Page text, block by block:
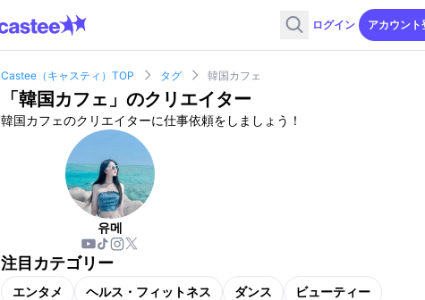
ログイン アカウント
Castee（キャスティ）TOP タグ 韓国カフェ
「韓国カフェ 」のクリエイター
韓国カフェのクリエイターに仕事依頼をしましょう！
유메
注目カテゴリー
エンタメ ヘルス・フィットネス ダンス ビューティー